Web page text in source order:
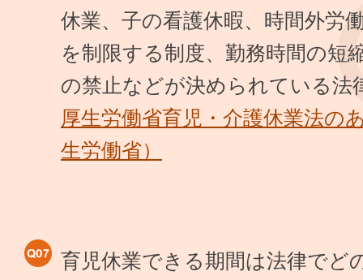
休業、子の看護休暇、時間外労
を制限する制度、勤務時間の短
の禁止などが決められている法
厚生労働省育児・介護休業法の
生労働省）
育児休業できる期間は法律でど